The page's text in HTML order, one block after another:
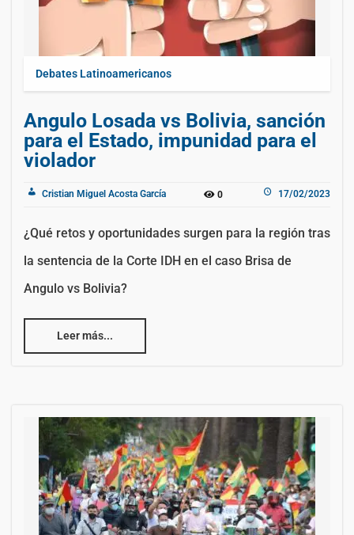
Debates Latinoamericanos
Angulo Losada vs Bolivia, sanción
para el Estado, impunidad para el
violador
Cristian Miguel Acosta García 0 17/02/2023
¿Qué retos y oportunidades surgen para la región tras
la sentencia de la Corte IDH en el caso Brisa de
Angulo vs Bolivia?
Leer más...